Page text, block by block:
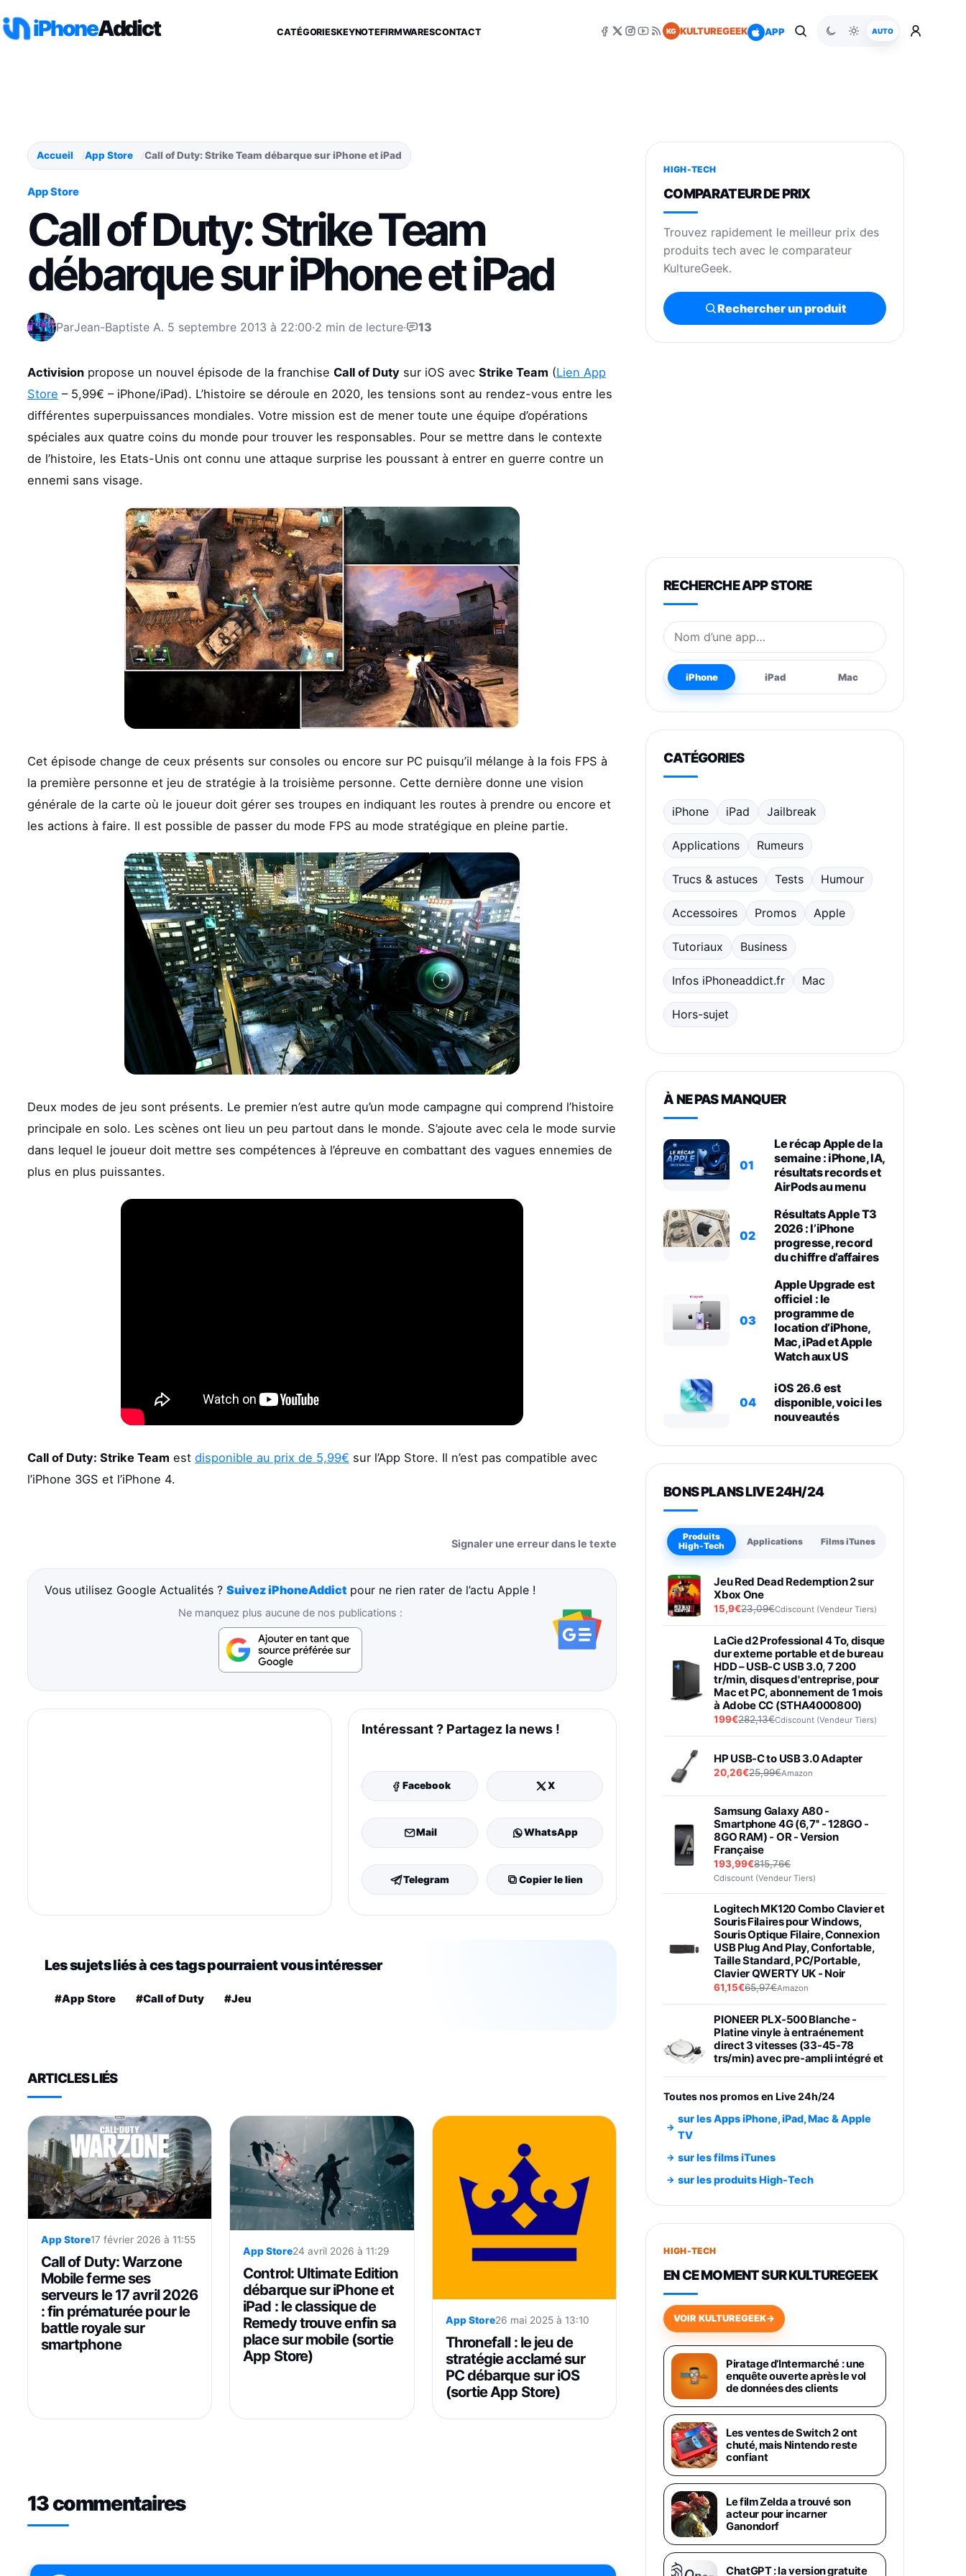
iPhoneAddict CATÉGORIESKEYNOTEFIRMWARESCONTACT KG KULTUREGEEK APP AUTO
Accueil App Store Call of Duty: Strike Team débarque sur iPhone et iPad
App Store
Call of Duty: Strike Team
débarque sur iPhone et iPad
ParJean-Baptiste A. 5 septembre 2013 à 22:00·2 min de lecture· 13
Activisionpropose un nouvel épisode de la franchise Call of Dutysur iOS avec Strike Team (Lien App
Store – 5,99€ – iPhone/iPad). L’histoire se déroule en 2020, les tensions sont au rendez-vous entre les
différentes superpuissances mondiales. Votre mission est de mener toute une équipe d’opérations
spéciales aux quatre coins du monde pour trouver les responsables. Pour se mettre dans le contexte
de l’histoire, les Etats-Unis ont connu une attaque surprise les poussant à entrer en guerre contre un
ennemi sans visage.
Cet épisode change de ceux présents sur consoles ou encore sur PC puisqu’il mélange à la fois FPS à
la première personne et jeu de stratégie à la troisième personne. Cette dernière donne une vision
générale de la carte où le joueur doit gérer ses troupes en indiquant les routes à prendre ou encore et
les actions à faire. Il est possible de passer du mode FPS au mode stratégique en pleine partie.
Deux modes de jeu sont présents. Le premier n’est autre qu’un mode campagne qui comprend l’histoire
principale en solo. Les scènes ont lieu un peu partout dans le monde. S’ajoute avec cela le mode survie
dans lequel le joueur doit mettre ses compétences à l’épreuve en combattant des vagues ennemies de
plus en plus puissantes.
Call of Duty: Strike Team est disponible au prix de 5,99€ sur l’App Store. Il n’est pas compatible avec
l’iPhone 3GS et l’iPhone 4.
Signaler une erreur dans le texte
Vous utilisez Google Actualités ?Suivez iPhoneAddict pour ne rien rater de l’actu Apple !
Ne manquez plus aucune de nos publications :
Intéressant ? Partagez la news !
Facebook X
Mail WhatsApp
Telegram Copier le lien
Les sujets liés à ces tags pourraient vous intéresser
#App Store #Call of Duty #Jeu
ARTICLES LIÉS
App Store17 février 2026 à 11:55
Call of Duty: Warzone
Mobile ferme ses
serveurs le 17 avril 2026
: fin prématurée pour le
battle royale sur
smartphone
App Store24 avril 2026 à 11:29
Control: Ultimate Edition
débarque sur iPhone et
iPad : le classique de
Remedy trouve enfin sa
place sur mobile (sortie
App Store)
App Store26 mai 2025 à 13:10
Thronefall : le jeu de
stratégie acclamé sur
PC débarque sur iOS
(sortie App Store)
13 commentaires
HIGH-TECH
COMPARATEUR DE PRIX
Trouvez rapidement le meilleur prix des
produits tech avec le comparateur
KultureGeek.
Rechercher un produit
RECHERCHE APP STORE
Nom de l’application
iPhone iPad Mac
CATÉGORIES
iPhone iPad Jailbreak
Applications Rumeurs
Trucs & astuces Tests Humour
Accessoires Promos Apple
Tutoriaux Business
Infos iPhoneaddict.fr Mac
Hors-sujet
À NE PAS MANQUER
01
Le récap Apple de la
semaine : iPhone, IA,
résultats records et
AirPods au menu
02
Résultats Apple T3
2026 : l’iPhone
progresse, record
du chiffre d’affaires
03
Apple Upgrade est
officiel : le
programme de
location d’iPhone,
Mac, iPad et Apple
Watch aux US
04
iOS 26.6 est
disponible, voici les
nouveautés
BONS PLANS LIVE 24H/24
Produits
High-Tech
Applications Films iTunes
Jeu Red Dead Redemption 2 sur
Xbox One
15,9€23,09€Cdiscount (Vendeur Tiers)
LaCie d2 Professional 4 To, disque
dur externe portable et de bureau
HDD – USB-C USB 3.0, 7 200
tr/min, disques d'entreprise, pour
Mac et PC, abonnement de 1 mois
à Adobe CC (STHA4000800)
199€282,13€Cdiscount (Vendeur Tiers)
HP USB-C to USB 3.0 Adapter
20,26€25,99€Amazon
Samsung Galaxy A80 -
Smartphone 4G (6,7'' - 128GO -
8GO RAM) - OR - Version
Française
193,99€815,76€
Cdiscount (Vendeur Tiers)
Logitech MK120 Combo Clavier et
Souris Filaires pour Windows,
Souris Optique Filaire, Connexion
USB Plug And Play, Confortable,
Taille Standard, PC/Portable,
Clavier QWERTY UK - Noir
61,15€65,97€Amazon
PIONEER PLX-500 Blanche -
Platine vinyle à entraénement
direct 3 vitesses (33-45-78
trs/min) avec pre-ampli intégré et
Smartphone SAMSUNG Galaxy
Smartphone SAMSUNG Galaxy
S26+ Violet 256Go
749,99€1240,43€Fnac (Vendeur Tiers)
648,63€
Smartphone Android 5G avec
Galaxy AI, 512 Go, Chargeur
Secteur Rapide 25W Inclus,
Smartphone déverrouillé, Noir,
Version FR
1019€1399€Fnac (Vendeur Tiers)
Galaxy S26 Ultra 512 Go Bleu
1019€ 1399€ Fnac (Vendeur Tiers)
Galaxy S26 Ultra 256 Go Violet
892€1199€
Philips SHK2000BL - Casque
Enfant - Bleu & Répartiteur Audio
5 Casques, Blanc
24,94€29,96€Fnac (Vendeur Tiers)
Toutes nos promos en Live 24h/24
sur les Apps iPhone, iPad, Mac & Apple
TV
sur les films iTunes
sur les produits High-Tech
HIGH-TECH
EN CE MOMENT SUR KULTUREGEEK
VOIR KULTUREGEEK→
Piratage d’Intermarché : une
enquête ouverte après le vol
de données des clients
Les ventes de Switch 2 ont
chuté, mais Nintendo reste
confiant
Le film Zelda a trouvé son
acteur pour incarner
Ganondorf
ChatGPT : la version gratuite